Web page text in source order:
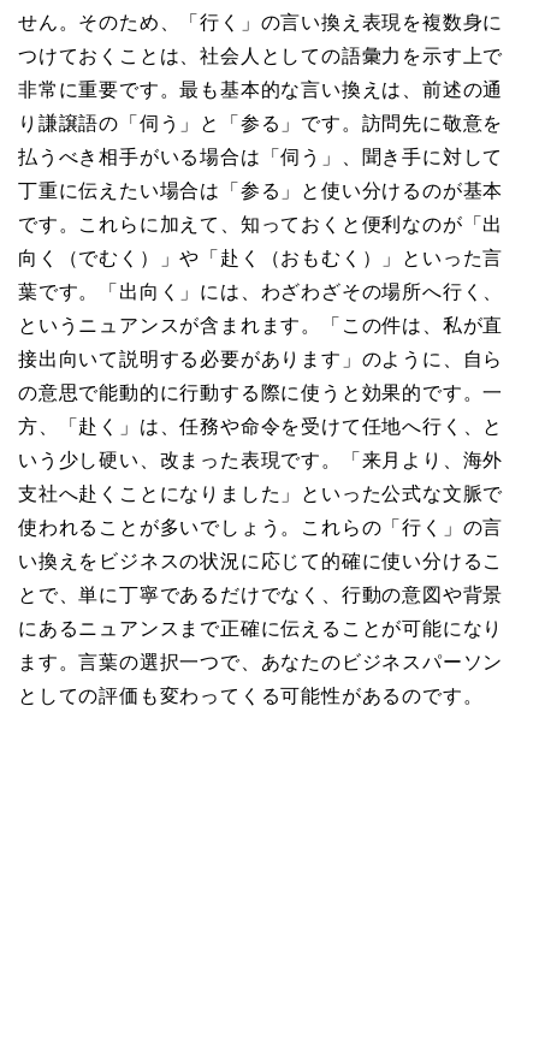
せん。そのため、「行く」の言い換え表現を複数身に
つけておくことは、社会人としての語彙力を示す上で
非常に重要です。最も基本的な言い換えは、前述の通
り謙譲語の「伺う」と「参る」です。訪問先に敬意を
払うべき相手がいる場合は「伺う」、聞き手に対して
丁重に伝えたい場合は「参る」と使い分けるのが基本
です。これらに加えて、知っておくと便利なのが「出
向く（でむく）」や「赴く（おもむく）」といった言
葉です。「出向く」には、わざわざその場所へ行く、
というニュアンスが含まれます。「この件は、私が直
接出向いて説明する必要があります」のように、自ら
の意思で能動的に行動する際に使うと効果的です。一
方、「赴く」は、任務や命令を受けて任地へ行く、と
いう少し硬い、改まった表現です。「来月より、海外
支社へ赴くことになりました」といった公式な文脈で
使われることが多いでしょう。これらの「行く」の言
い換えをビジネスの状況に応じて的確に使い分けるこ
とで、単に丁寧であるだけでなく、行動の意図や背景
にあるニュアンスまで正確に伝えることが可能になり
ます。言葉の選択一つで、あなたのビジネスパーソン
としての評価も変わってくる可能性があるのです。